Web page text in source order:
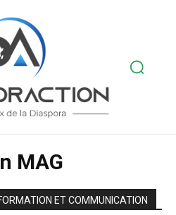
MAG
ET COMMUNICATION